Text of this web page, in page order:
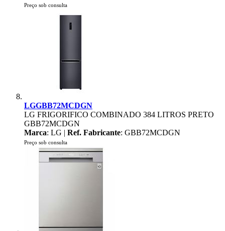
Preço sob consulta
LGGBB72MCDGN
LG FRIGORIFICO COMBINADO 384 LITROS PRETO
GBB72MCDGN
Marca: LG | Ref. Fabricante: GBB72MCDGN
Preço sob consulta